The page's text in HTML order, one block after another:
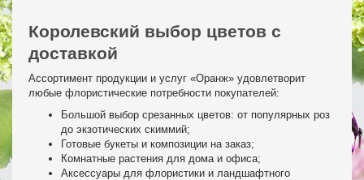
Королевский выбор цветов с
доставкой
Ассортимент продукции и услуг «Оранж» удовлетворит
любые флористические потребности покупателей:
Большой выбор срезанных цветов: от популярных роз
до экзотических скиммий;
Готовые букеты и композиции на заказ;
Комнатные растения для дома и офиса;
Аксессуары для флористики и ландшафтного